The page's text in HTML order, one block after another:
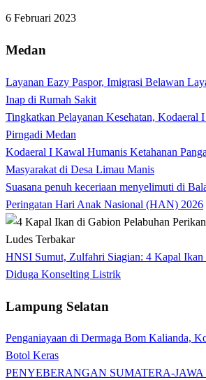
6 Februari 2023
Medan
Layanan Eazy Paspor, Imigrasi Belawan
Inap di Rumah Sakit
Tingkatkan Pelayanan Kesehatan, Kodaeral
Pirngadi Medan‎
Kodaeral I Kawal Humanis Ketahanan
Masyarakat di Desa Limau Manis
Suasana penuh keceriaan menyelimuti di
Peringatan Hari Anak Nasional (HAN) 2026
HNSI Sumut, Zulfahri Siagian: 4 Kapal Ikan
Diduga Konselting Listrik
Lampung Selatan
Penganiayaan di Dermaga Bom Kalianda,
Botol Keras
PENYEBERANGAN SUMATERA-